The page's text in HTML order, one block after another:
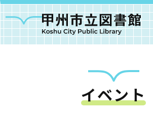
イベント
甲州市図書館について